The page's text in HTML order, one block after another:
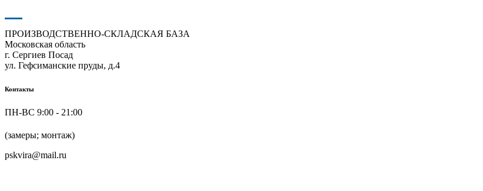
ПРОИЗВОДСТВЕННО-СКЛАДСКАЯ БАЗА
Московская область
г. Сергиев Посад
ул. Гефсиманские пруды, д.4
Контакты
ПН-ВС 9:00 - 21:00
(замеры; монтаж)
pskvira@mail.ru